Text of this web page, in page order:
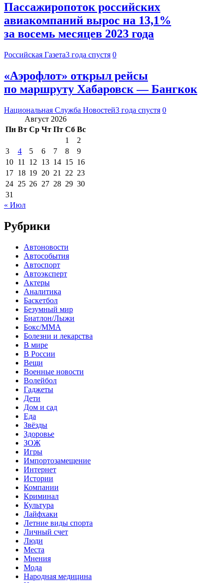
Пассажиропоток российских
авиакомпаний вырос на 13,1%
за восемь месяцев 2023 года
Российская Газета3 года спустя 0
«Аэрофлот» открыл рейсы
по маршруту Хабаровск — Бангкок
Национальная Служба Новостей3 года спустя 0
Август 2026
Пн Вт Ср Чт Пт Сб Вс
1
2
3
4 5 6 7 8
9
10 11 12 13 14 15 16
17 18 19 20 21 22 23
24 25 26 27 28 29 30
31
« Июл
Рубрики
Автоновости
Автособытия
Автоспорт
Автоэксперт
Актеры
Аналитика
Баскетбол
Безумный мир
Биатлон/Лыжи
Бокс/MMA
Болезни и лекарства
В мире
В России
Вещи
Военные новости
Волейбол
Гаджеты
Дети
Дом и сад
Еда
Звёзды
Здоровье
ЗОЖ
Игры
Импортозамещение
Интернет
Истории
Компании
Криминал
Культура
Лайфхаки
Летние виды спорта
Личный счет
Люди
Места
Мнения
Мода
Народная медицина